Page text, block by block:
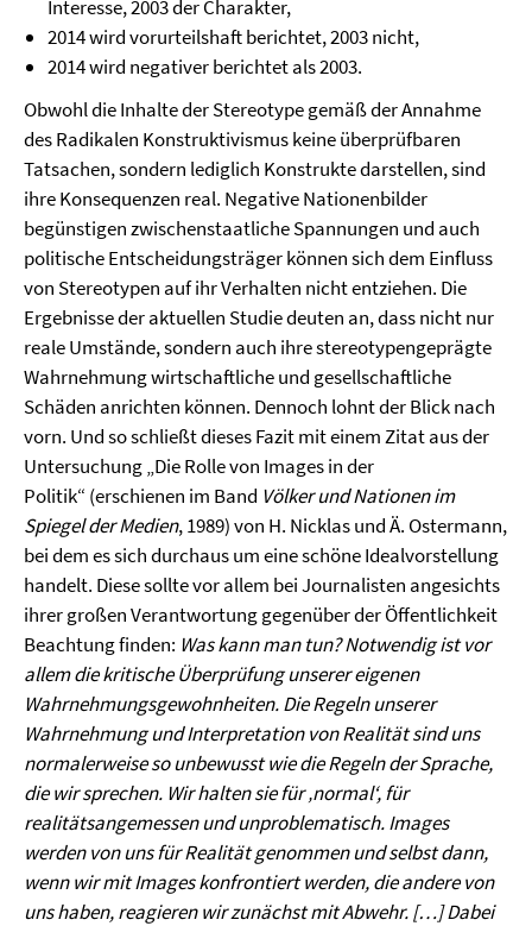
Interesse, 2003 der Charakter,
2014 wird vorurteilshaft berichtet, 2003 nicht,
2014 wird negativer berichtet als 2003.
Obwohl die Inhalte der Stereotype gemäß der Annahme
des Radikalen Konstruktivismus keine überprüfbaren
Tatsachen, sondern lediglich Konstrukte darstellen, sind
ihre Konsequenzen real. Negative Nationenbilder
begünstigen zwischenstaatliche Spannungen und auch
politische Entscheidungsträger können sich dem Einfluss
von Stereotypen auf ihr Verhalten nicht entziehen. Die
Ergebnisse der aktuellen Studie deuten an, dass nicht nur
reale Umstände, sondern auch ihre stereotypengeprägte
Wahrnehmung wirtschaftliche und gesellschaftliche
Schäden anrichten können. Dennoch lohnt der Blick nach
vorn. Und so schließt dieses Fazit mit einem Zitat aus der
Untersuchung „Die Rolle von Images in der
Politik“ (erschienen im Band Völker und Nationen im
Spiegel der Medien, 1989) von H. Nicklas und Ä. Ostermann,
bei dem es sich durchaus um eine schöne Idealvorstellung
handelt. Diese sollte vor allem bei Journalisten angesichts
ihrer großen Verantwortung gegenüber der Öffentlichkeit
Beachtung finden: Was kann man tun? Notwendig ist vor
allem die kritische Überprüfung unserer eigenen
Wahrnehmungsgewohnheiten. Die Regeln unserer
Wahrnehmung und Interpretation von Realität sind uns
normalerweise so unbewusst wie die Regeln der Sprache,
die wir sprechen. Wir halten sie für ‚normal‘, für
realitätsangemessen und unproblematisch. Images
werden von uns für Realität genommen und selbst dann,
wenn wir mit Images konfrontiert werden, die andere von
uns haben, reagieren wir zunächst mit Abwehr. […] Dabei